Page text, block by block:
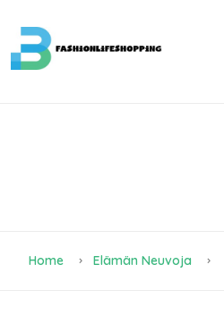
Home Elämän Neuvoja